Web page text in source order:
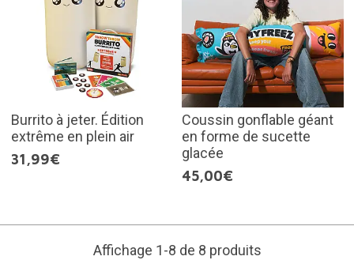
Burrito à jeter. Édition
extrême en plein air
31,99€
Coussin gonflable géant
en forme de sucette
glacée
45,00€
Affichage 1-8 de 8 produits